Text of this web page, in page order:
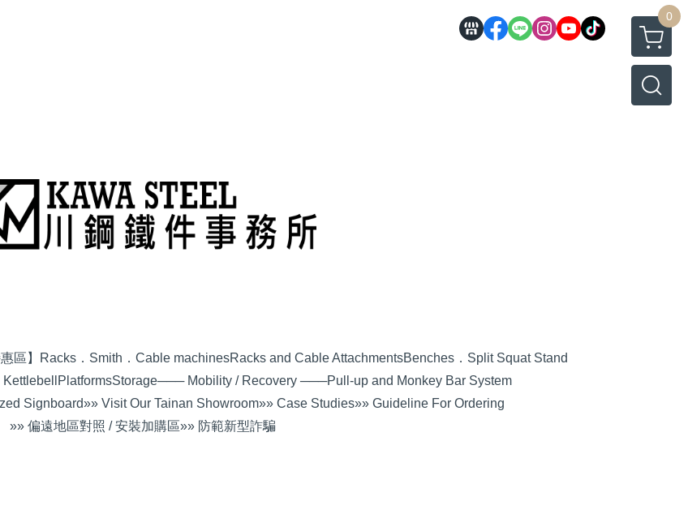
0
區】 Racks．Smith．Cable machinesRacks and Cable AttachmentsBenches．Split Squat Stand
PlatformsStorage─── Mobility / Recovery ───Pull-up and Monkey Bar System
Signboard»» Visit Our Tainan Showroom»» Case Studies»» Guideline For Ordering
»» 偏遠地區對照 / 安裝加購區»» 防範新型詐騙